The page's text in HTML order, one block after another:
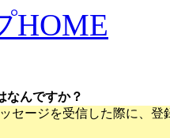
HOME
なんですか？
セージを受信した際に、